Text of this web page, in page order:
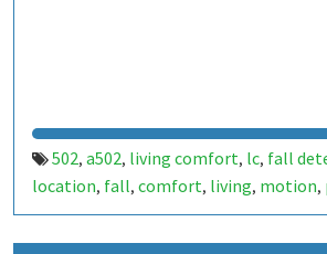
502, a502, living comfort, lc, fall
location, fall, comfort, living, motion,
活,tanbir,跌倒,定位,哈山,室内定位,
indoor living comfort,ilc,indoor living